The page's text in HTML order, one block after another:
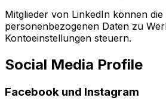
Mitglieder von LinkedIn können
personenbezogenen Daten zu
Kontoeinstellungen steuern.
Social Media Profile
Facebook und Instagram